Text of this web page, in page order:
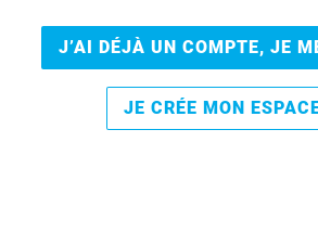
J’AI DÉJÀ UN COMPTE, JE
JE CRÉE MON